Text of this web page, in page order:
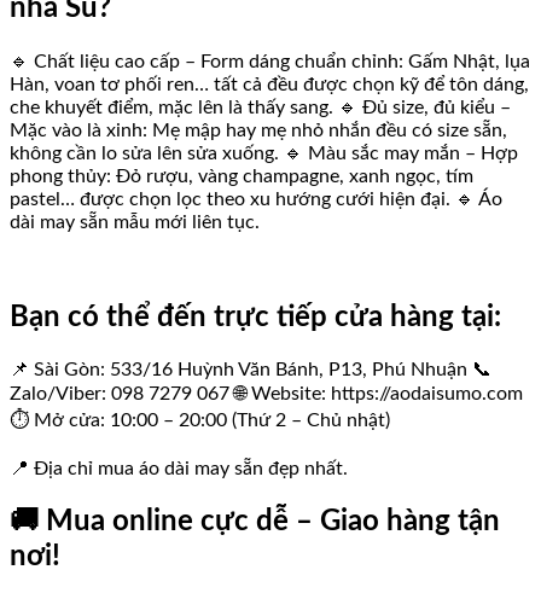
nhà Su?
🔹 Chất liệu cao cấp – Form dáng chuẩn chỉnh: Gấm Nhật, lụa
Hàn, voan tơ phối ren… tất cả đều được chọn kỹ để tôn dáng,
che khuyết điểm, mặc lên là thấy sang. 🔹 Đủ size, đủ kiểu –
Mặc vào là xinh: Mẹ mập hay mẹ nhỏ nhắn đều có size sẵn,
không cần lo sửa lên sửa xuống. 🔹 Màu sắc may mắn – Hợp
phong thủy: Đỏ rượu, vàng champagne, xanh ngọc, tím
pastel… được chọn lọc theo xu hướng cưới hiện đại. 🔹 Áo
dài may sẵn mẫu mới liên tục.
Bạn có thể đến trực tiếp cửa hàng tại:
📌 Sài Gòn: 533/16 Huỳnh Văn Bánh, P13, Phú Nhuận 📞
Zalo/Viber: 098 7279 067 🌐 Website: https://aodaisumo.com
⏱️ Mở cửa: 10:00 – 20:00 (Thứ 2 – Chủ nhật)
📍 Địa chỉ mua áo dài may sẵn đẹp nhất.
🚚 Mua online cực dễ – Giao hàng tận
nơi!